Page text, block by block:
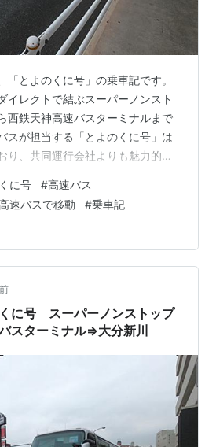
「とよのくに号」の乗車記です。
イレクトで結ぶスーパーノンスト
西鉄天神高速バスターミナルまで
スが担当する「とよのくに号」は
り、共同運行会社よりも魅力的で
？ 大分バスの「とよのくに号」の
備は？ 大分自動車道名物の濃霧を
のくに号」の旅 まとめ 乗車記録
大分新川から 今回の旅の始まりは
分新川は「とよのくに号」の始発
ら車で７分程の…
に号 #高速バス
速バスで移動 #乗車記
に号 スーパーノンストップ
ターミナル⇒大分新川